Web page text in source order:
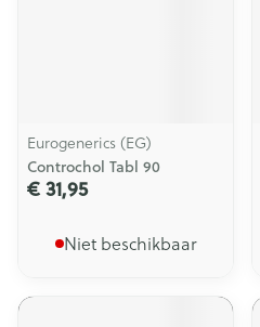
Eurogenerics (EG)
Controchol Tabl 90
€ 31,95
Niet beschikbaar